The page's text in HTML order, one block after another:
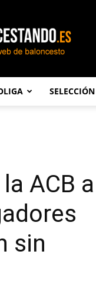
SELECCIÓN
ACB a
sin